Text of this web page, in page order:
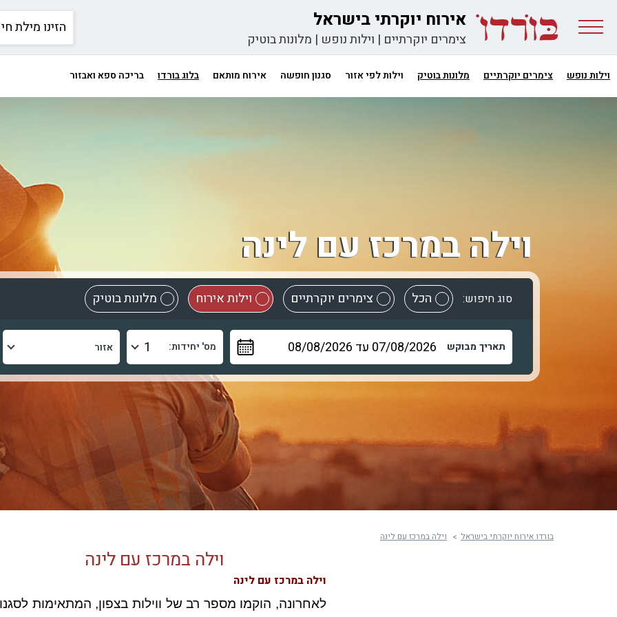
אירוח יוקרתי בישראל
צימרים יוקרתיים | וילות נופש | מלונות בוטיק
וילות נופש צימרים יוקרתיים מלונות בוטיק וילות לפי אזור סגנון חופשה אירוח מותאם בלוג בורדו בריכה ספא ואבזור
וילה במרכז עם לינה
סוג חיפוש: הכל צימרים יוקרתיים וילות אירוח מלונות בוטיק
תאריך מבוקש מס' יחידות:
בורדו אירוח יוקרתי בישראל וילה במרכז עם לינה
וילה במרכז עם לינה
וילה במרכז עם לינה
לאחרונה, הוקמו מספר רב של ווילות בצפון, המתאימות